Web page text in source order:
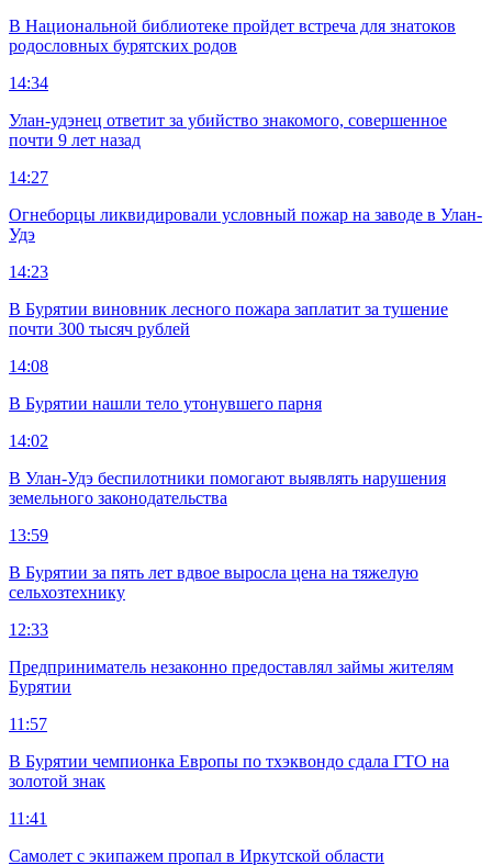
В Национальной библиотеке пройдет встреча для знатоков
родословных бурятских родов
14:34
Улан-удэнец ответит за убийство знакомого, совершенное
почти 9 лет назад
14:27
Огнеборцы ликвидировали условный пожар на заводе в Улан-
Удэ
14:23
В Бурятии виновник лесного пожара заплатит за тушение
почти 300 тысяч рублей
14:08
В Бурятии нашли тело утонувшего парня
14:02
В Улан-Удэ беспилотники помогают выявлять нарушения
земельного законодательства
13:59
В Бурятии за пять лет вдвое выросла цена на тяжелую
сельхозтехнику
12:33
Предприниматель незаконно предоставлял займы жителям
Бурятии
11:57
В Бурятии чемпионка Европы по тхэквондо сдала ГТО на
золотой знак
11:41
Самолет с экипажем пропал в Иркутской области